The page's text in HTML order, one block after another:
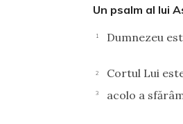
Un psalm al lui
1 Dumnezeu
2 Cortul Lui
3 acolo a